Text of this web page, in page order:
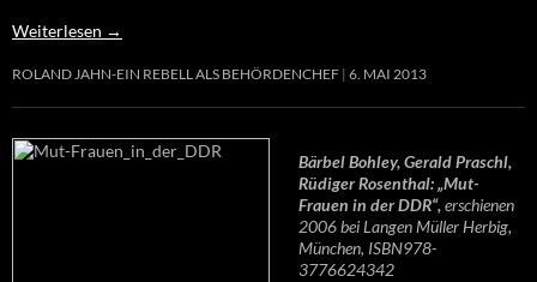
Weiterlesen →
ROLAND JAHN-EIN REBELL ALS BEHÖRDENCHEF 6. MAI 2013
Bärbel Bohley, Gerald Praschl,
Rüdiger Rosenthal: „Mut-
Frauen in der DDR“,erschienen
2006 bei Langen Müller Herbig,
München, ISBN978-
3776624342